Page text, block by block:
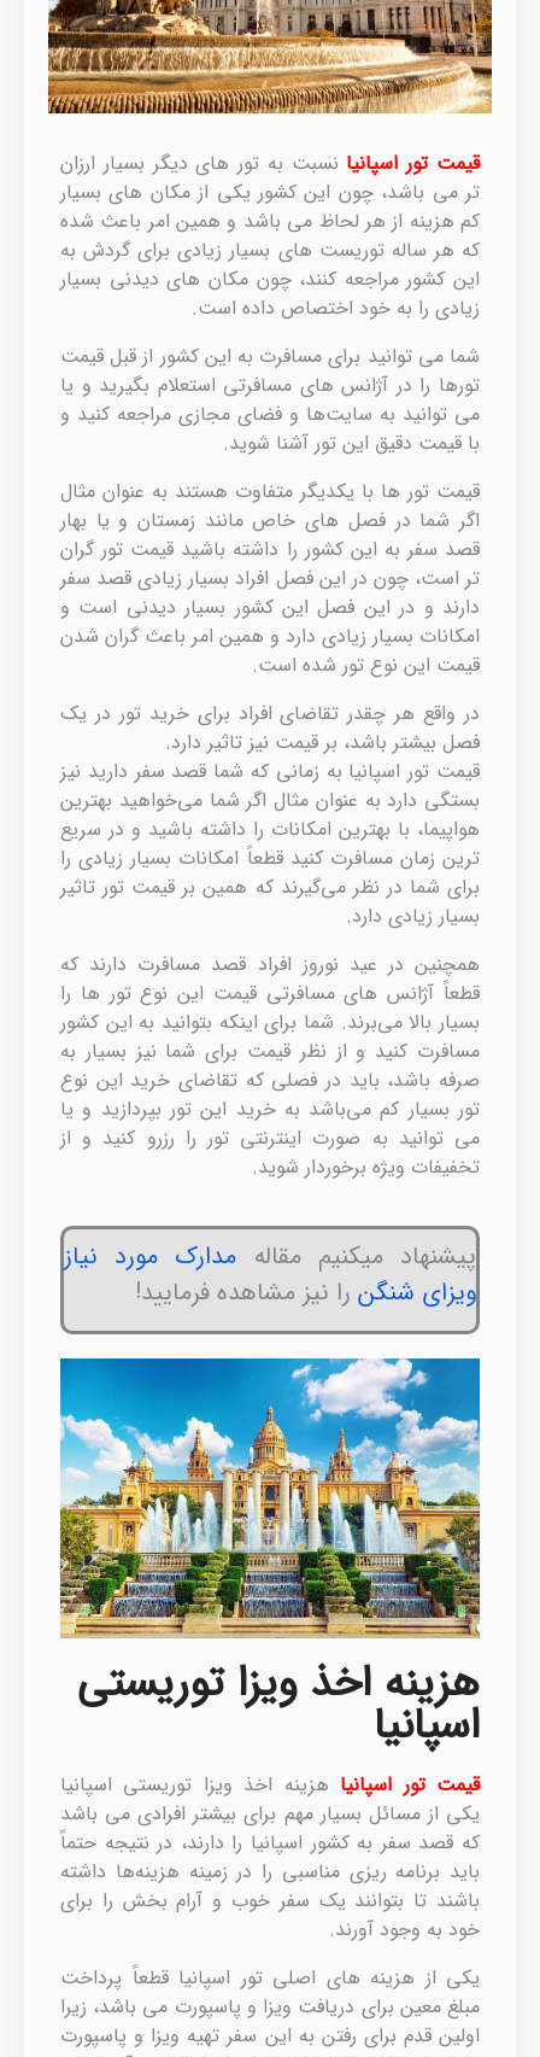
قیمت تور اسپانیا نسبت به تور های دیگر بسیار ارزان
تر می باشد، چون این کشور یکی از مکان های بسیار
کم هزینه از هر لحاظ می باشد و همین امر باعث شده
که هر ساله توریست های بسیار زیادی برای گردش به
این کشور مراجعه کنند، چون مکان های دیدنی بسیار
زیادی را به خود اختصاص داده است.
شما می توانید برای مسافرت به این کشور از قبل قیمت
تورها را در آژانس های مسافرتی استعلام بگیرید و یا
می توانید به سایت‌ها و فضای مجازی مراجعه کنید و
با قیمت دقیق این تور آشنا شوید.
قیمت تور ها با یکدیگر متفاوت هستند به عنوان مثال
اگر شما در فصل های خاص مانند زمستان و یا بهار
قصد سفر به این کشور را داشته باشید قیمت تور گران
تر است، چون در این فصل افراد بسیار زیادی قصد سفر
دارند و در این فصل این کشور بسیار دیدنی است و
امکانات بسیار زیادی دارد و همین امر باعث گران شدن
قیمت این نوع تور شده است.
در واقع هر چقدر تقاضای افراد برای خرید تور در یک
فصل بیشتر باشد، بر قیمت نیز تاثیر دارد.
قیمت تور اسپانیا به زمانی که شما قصد سفر دارید نیز
بستگی دارد به عنوان مثال اگر شما می‌خواهید بهترین
هواپیما، با بهترین امکانات را داشته باشید و در سریع
ترین زمان مسافرت کنید قطعاً امکانات بسیار زیادی را
برای شما در نظر می‌گیرند که همین بر قیمت تور تاثیر
بسیار زیادی دارد.
همچنین در عید نوروز افراد قصد مسافرت دارند که
قطعاً آژانس های مسافرتی قیمت این نوع تور ها را
بسیار بالا می‌برند. شما برای اینکه بتوانید به این کشور
مسافرت کنید و از نظر قیمت برای شما نیز بسیار به
صرفه باشد، باید در فصلی که تقاضای خرید این نوع
تور بسیار کم می‌باشد به خرید این تور بپردازید و یا
می توانید به صورت اینترنتی تور را رزرو کنید و از
تخفیفات ویژه برخوردار شوید.
پیشنهاد میکنیم مقاله مدارک مورد نیاز
ویزای شنگن را نیز مشاهده فرمایید!
هزینه اخذ ویزا توریستی
اسپانیا
قیمت تور اسپانیا هزینه اخذ ویزا توریستی اسپانیا‌
یکی از مسائل بسیار مهم برای بیشتر افرادی می باشد
که قصد سفر به کشور اسپانیا را دارند، در نتیجه حتماً
باید برنامه ریزی مناسبی را در زمینه هزینه‌ها داشته
باشند تا بتوانند یک سفر خوب و آرام بخش را برای
خود به وجود آورند.
یکی از هزینه های اصلی تور اسپانیا قطعاً پرداخت
مبلغ معین برای دریافت ویزا و پاسپورت می باشد، زیرا
اولین قدم برای رفتن به این سفر تهیه ویزا و پاسپورت